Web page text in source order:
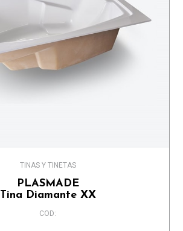
TINAS Y TINETAS
PLASMADE
Tina Diamante XX
COD: